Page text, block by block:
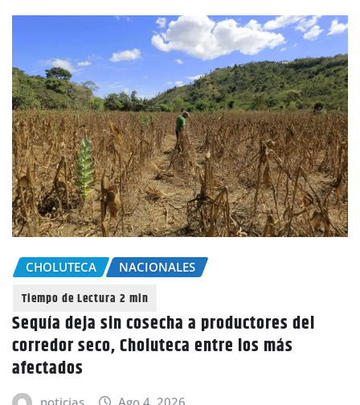
CHOLUTECA NACIONALES
Sequía deja sin cosecha a productores del
corredor seco, Choluteca entre los más
afectados